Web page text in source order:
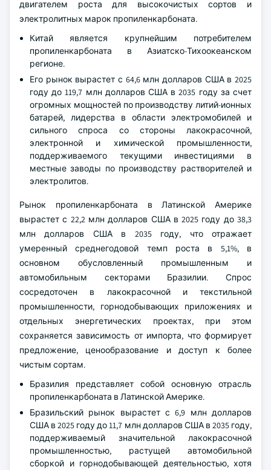
двигателем роста для высокочистых сортов и
электролитных марок пропиленкарбоната.
Китай является крупнейшим потребителем
пропиленкарбоната в Азиатско-Тихоокеанском
регионе.
Его рынок вырастет с 64,6 млн долларов США в 2025
году до 119,7 млн долларов США в 2035 году за счет
огромных мощностей по производству литий-ионных
батарей, лидерства в области электромобилей и
сильного спроса со стороны лакокрасочной,
электронной и химической промышленности,
поддерживаемого текущими инвестициями в
местные заводы по производству растворителей и
электролитов.
Рынок пропиленкарбоната в Латинской Америке
вырастет с 22,2 млн долларов США в 2025 году до 38,3
млн долларов США в 2035 году, что отражает
умеренный среднегодовой темп роста в 5,1%, в
основном обусловленный промышленным и
автомобильным секторами Бразилии. Спрос
сосредоточен в лакокрасочной и текстильной
промышленности, горнодобывающих приложениях и
отдельных энергетических проектах, при этом
сохраняется зависимость от импорта, что формирует
предложение, ценообразование и доступ к более
чистым сортам.
Бразилия представляет собой основную отрасль
пропиленкарбоната в Латинской Америке.
Бразильский рынок вырастет с 6,9 млн долларов
США в 2025 году до 11,7 млн долларов США в 2035 году,
поддерживаемый значительной лакокрасочной
промышленностью, растущей автомобильной
сборкой и горнодобывающей деятельностью, хотя